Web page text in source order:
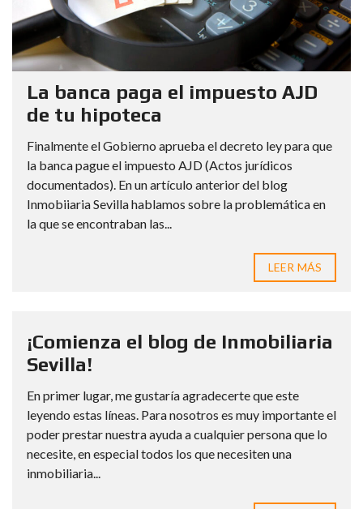
La banca paga el impuesto AJD
de tu hipoteca
Finalmente el Gobierno aprueba el decreto ley para que
la banca pague el impuesto AJD (Actos jurídicos
documentados). En un artículo anterior del blog
Inmobiiaria Sevilla hablamos sobre la problemática en
la que se encontraban las...
LEER MÁS
¡Comienza el blog de Inmobiliaria
Sevilla!
En primer lugar, me gustaría agradecerte que este
leyendo estas líneas. Para nosotros es muy importante el
poder prestar nuestra ayuda a cualquier persona que lo
necesite, en especial todos los que necesiten una
inmobiliaria...